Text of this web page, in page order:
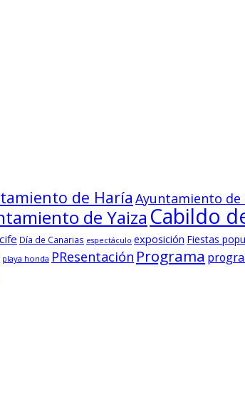
de Haría Ayuntamiento de
de Yaiza Cabildo
Día de Canarias espectáculo exposición Fiestas
playa honda PResentación Programa